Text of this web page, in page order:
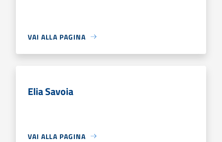
VAI ALLA PAGINA
Elia Savoia
VAI ALLA PAGINA